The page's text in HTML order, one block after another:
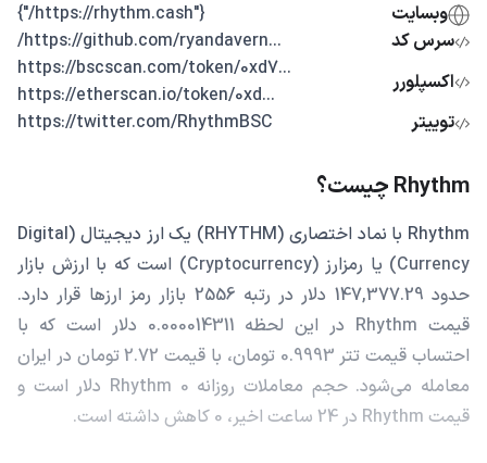
وبسایت
{"https://rhythm.cash/"}
سرس کد
...https://github.com/ryandavern/
اکسپلورر
...https://bscscan.com/token/0xd7
...https://etherscan.io/token/0xd
توییتر
https://twitter.com/RhythmBSC
Rhythm چیست؟
Rhythm با نماد اختصاری (RHYTHM) یک ارز دیجیتال (Digital
Currency) یا رمزارز (Cryptocurrency) است که با ارزش بازار
حدود 147,377.29 دلار در رتبه 2556 بازار رمز ارزها قرار دارد.
قیمت Rhythm در این لحظه 0.000014311 دلار است که با
احتساب قیمت تتر 0.9993 تومان، با قیمت 2.72 تومان در ایران
معامله می‌شود. حجم معاملات روزانه Rhythm 0 دلار است و
قیمت Rhythm در 24 ساعت اخیر، 0 کاهش داشته است.